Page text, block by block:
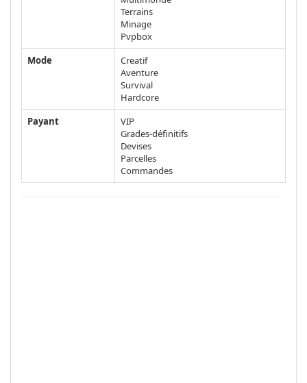
Terrains
Minage
Pvpbox
Mode
Creatif
Aventure
Survival
Hardcore
Payant
VIP
Grades-définitifs
Devises
Parcelles
Commandes